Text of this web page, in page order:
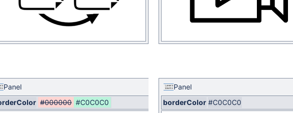
Panel
#000000 #C0C0C0
Panel
borderColor #C0C0C0